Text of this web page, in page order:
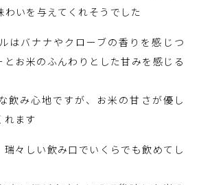
いを与えてくれそうでした
はバナナやクローブの香りを感じつ
とお米のふんわりとした甘みを感じる
飲み心地ですが、お米の甘さが優し
れます
瑞々しい飲み口でいくらでも飲めてし